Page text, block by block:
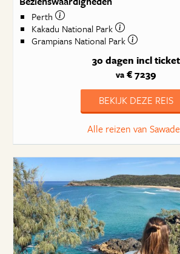
Perth
Kakadu National Park
Grampians National Park
30 dagen incl ticket
va€ 7239
BEKIJK DEZE REIS
Alle reizen van